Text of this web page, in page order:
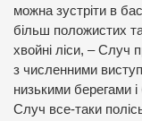
можна зустріти в
більш положистих
хвойні ліси, – Случ
з численними
низькими берегами
Случ все-таки